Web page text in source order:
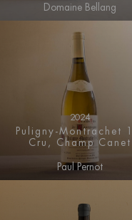
Domaine Bellang
2024
Puligny-Montrachet
Cru, Champ Canet
Paul Pernot